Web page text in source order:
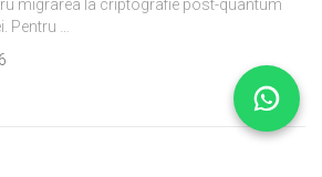
migrarea la criptografie post-quantum
Pentru …